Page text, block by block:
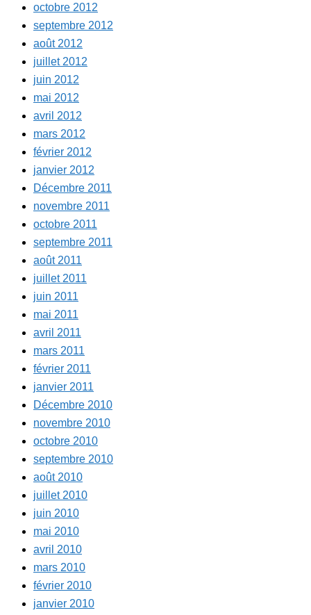
octobre 2012
septembre 2012
août 2012
juillet 2012
juin 2012
mai 2012
avril 2012
mars 2012
février 2012
janvier 2012
Décembre 2011
novembre 2011
octobre 2011
septembre 2011
août 2011
juillet 2011
juin 2011
mai 2011
avril 2011
mars 2011
février 2011
janvier 2011
Décembre 2010
novembre 2010
octobre 2010
septembre 2010
août 2010
juillet 2010
juin 2010
mai 2010
avril 2010
mars 2010
février 2010
janvier 2010